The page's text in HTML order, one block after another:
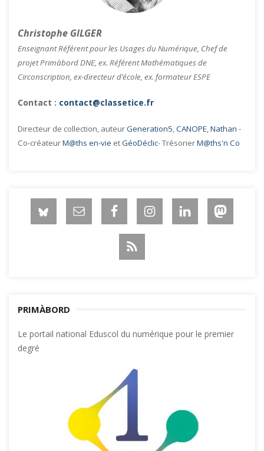
Christophe GILGER
Enseignant Référent pour les Usages du Numérique, Chef de
projet Primàbord DNE, ex. Référent Mathématiques de
Circonscription, ex-directeur d’école, ex. formateur ESPE
Contact : contact@classetice.fr
Directeur de collection, auteurGeneration5,CANOPE,Nathan -
Co-créateurM@ths en-vie etGéoDéclic- TrésorierM@ths'n Co
PRIMÀBORD
Le portail national Eduscol du numérique pour le premier
degré